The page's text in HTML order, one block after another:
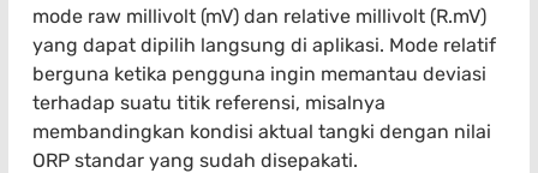
mode raw millivolt (mV) dan relative millivolt (R.mV)
yang dapat dipilih langsung di aplikasi. Mode relatif
berguna ketika pengguna ingin memantau deviasi
terhadap suatu titik referensi, misalnya
membandingkan kondisi aktual tangki dengan nilai
ORP standar yang sudah disepakati.